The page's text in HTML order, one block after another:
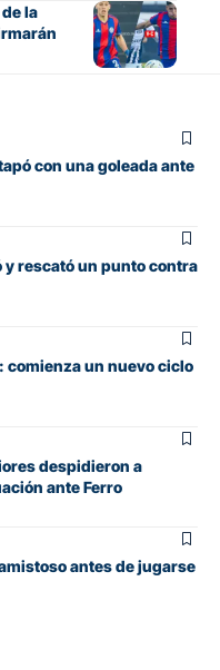
la
con una goleada ante
y rescató un punto contra
comienza un nuevo ciclo
despidieron a
ante Ferro
antes de jugarse